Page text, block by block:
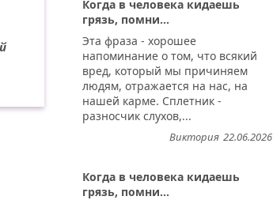
Когда в человека кидаешь
грязь, помни...
Эта фраза - хорошее
напоминание о том, что всякий
вред, который мы причиняем
людям, отражается на нас, на
нашей карме. Сплетник -
разносчик слухов,...
22.06.2026
Виктория
Когда в человека кидаешь
грязь, помни...